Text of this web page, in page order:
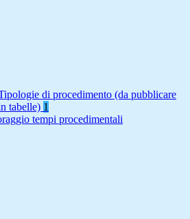
di procedimento (da pubblicare
tabelle) 1
tempi procedimentali